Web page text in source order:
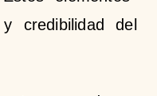
credibilidad del